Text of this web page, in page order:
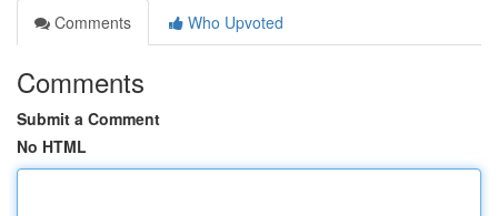
Comments
Who Upvoted
Comments
Submit a Comment
No HTML